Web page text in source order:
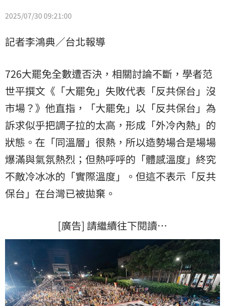
2025/07/30 09:21:00
記者李鴻典／台北報導
726大罷免全數遭否決，相關討論不斷，學者范
世平撰文《「大罷免」失敗代表「反共保台」沒
市場？》他直指，「大罷免」以「反共保台」為
訴求似乎把調子拉的太高，形成「外冷內熱」的
狀態。在「同溫層」很熱，所以造勢場合是場場
爆滿與氣氛熱烈；但熱呼呼的「體感溫度」終究
不敵冷冰冰的「實際溫度」。但這不表示「反共
保台」在台灣已被拋棄。
[廣告] 請繼續往下閱讀…